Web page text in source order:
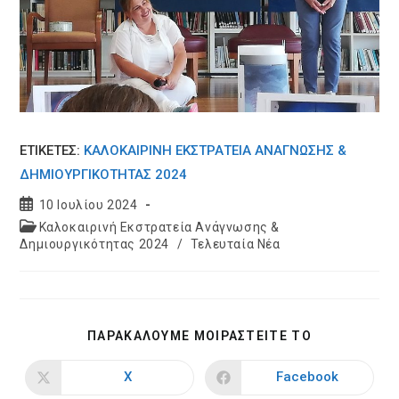
ΕΤΙΚΕΤΈΣ: ΚΑΛΟΚΑΙΡΙΝΉ ΕΚΣΤΡΑΤΕΊΑ ΑΝΆΓΝΩΣΗΣ &
ΔΗΜΙΟΥΡΓΙΚΌΤΗΤΑΣ 2024
Post
published:
10 Ιουλίου 2024
Post
category:
Καλοκαιρινή Εκστρατεία Ανάγνωσης &
Δημιουργικότητας 2024
/ Τελευταία Νέα
ΠΑΡΑΚΑΛΟΥΜΕ ΜΟΙΡΑΣΤΕΙΤΕ ΤΟ
CONTENT
Opens
X
Opens
Facebook